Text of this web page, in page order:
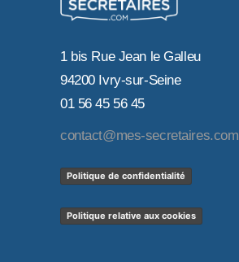
1 bis Rue Jean le Galleu
94200 Ivry-sur-Seine
01 56 45 56 45
contact@mes-secretaires.com
Politique de confidentialité
Politique relative aux cookies